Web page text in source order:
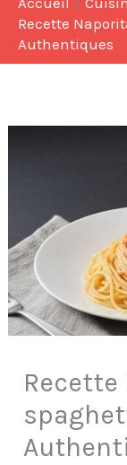
Recette
Authentiques